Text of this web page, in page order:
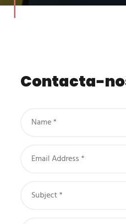
Contacta-